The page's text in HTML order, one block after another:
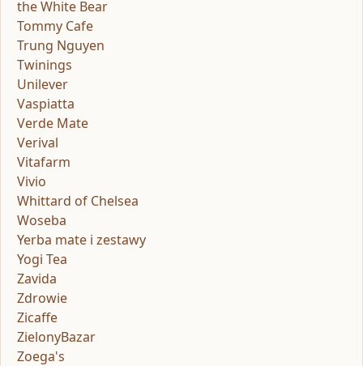
the White Bear
Tommy Cafe
Trung Nguyen
Twinings
Unilever
Vaspiatta
Verde Mate
Verival
Vitafarm
Vivio
Whittard of Chelsea
Woseba
Yerba mate i zestawy
Yogi Tea
Zavida
Zdrowie
Zicaffe
ZielonyBazar
Zoega's